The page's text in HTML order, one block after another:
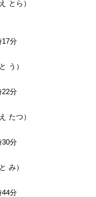
とら）
分
う）
分
たつ）
分
み）
分